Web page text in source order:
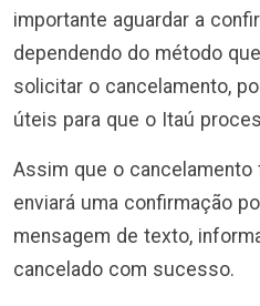
importante aguardar a
dependendo do método
solicitar o cancelamento,
úteis para que o Itaú
Assim que o
enviará uma confirmação
mensagem de texto,
cancelado com sucesso.